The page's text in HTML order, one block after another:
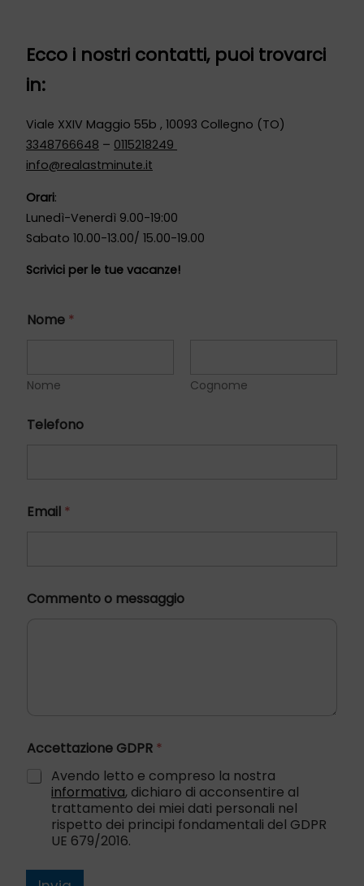
Ecco i nostri contatti, puoi trovarci
in:
Viale XXIV Maggio 55b , 10093 Collegno (TO)
3348766648 – 0115218249
info@realastminute.it
Orari:
Lunedì-Venerdì 9.00-19:00
Sabato 10.00-13.00/ 15.00-19.00
Scrivici per le tue vacanze!
Nome *
Nome Cognome
Telefono
Email *
T
o
m
e
Commento o messaggio
Accettazione GDPR *
Avendo letto e compreso la nostra
informativa, dichiaro di acconsentire al
trattamento dei miei dati personali nel
rispetto dei principi fondamentali del GDPR
UE 679/2016.